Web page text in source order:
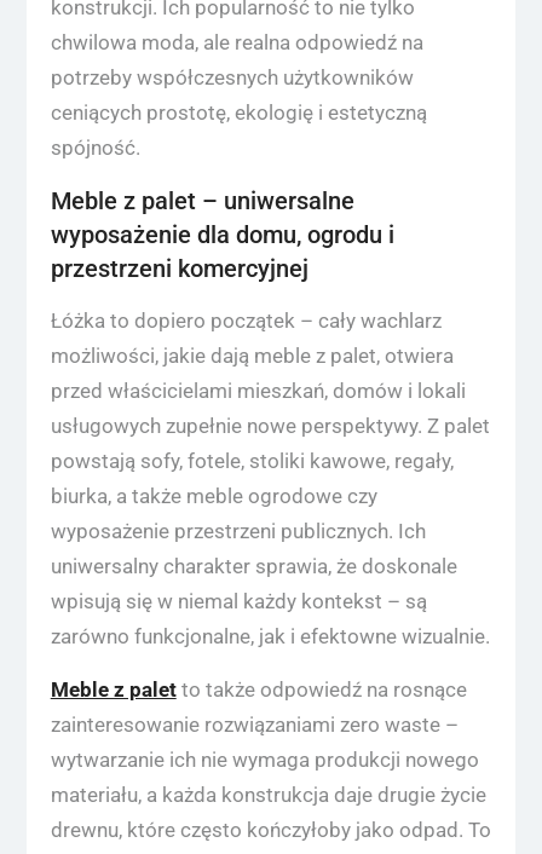
konstrukcji. Ich popularność to nie tylko
chwilowa moda, ale realna odpowiedź na
potrzeby współczesnych użytkowników
ceniących prostotę, ekologię i estetyczną
spójność.
Meble z palet – uniwersalne
wyposażenie dla domu, ogrodu i
przestrzeni komercyjnej
Łóżka to dopiero początek – cały wachlarz
możliwości, jakie dają meble z palet, otwiera
przed właścicielami mieszkań, domów i lokali
usługowych zupełnie nowe perspektywy. Z palet
powstają sofy, fotele, stoliki kawowe, regały,
biurka, a także meble ogrodowe czy
wyposażenie przestrzeni publicznych. Ich
uniwersalny charakter sprawia, że doskonale
wpisują się w niemal każdy kontekst – są
zarówno funkcjonalne, jak i efektowne wizualnie.
Meble z paletto także odpowiedź na rosnące
zainteresowanie rozwiązaniami zero waste –
wytwarzanie ich nie wymaga produkcji nowego
materiału, a każda konstrukcja daje drugie życie
drewnu, które często kończyłoby jako odpad. To